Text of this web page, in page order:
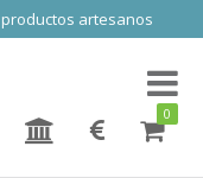
artesanos
Toggle
0